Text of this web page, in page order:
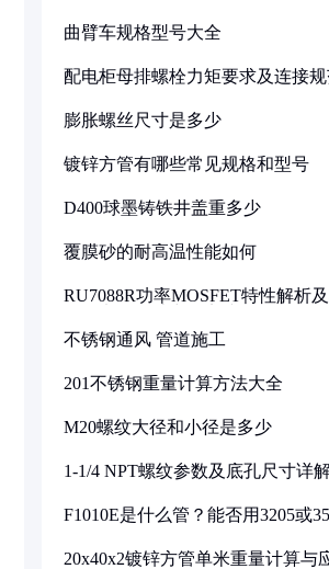
曲臂车规格型号大全
配电柜母排螺栓力矩要求及连接
膨胀螺丝尺寸是多少
镀锌方管有哪些常见规格和型号
D400球墨铸铁井盖重多少
覆膜砂的耐高温性能如何
RU7088R功率MOSFET特性解析
不锈钢通风 管道施工
201不锈钢重量计算方法大全
M20螺纹大径和小径是多少
1-1/4 NPT螺纹参数及底孔尺寸详
F1010E是什么管？能否用3205或
20x40x2镀锌方管单米重量计算与